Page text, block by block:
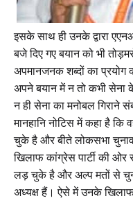
इसके साथ ही उनके द्वारा
बजे दिए गए बयान को भी
अपमानजनक शब्दों का प्रयोग
अपने बयान में न तो कभी सेना
न ही सेना का मनोबल गिराने
मानहानि नोटिस में कहा है कि
चुके है और बीते लोकसभा चुनाव
खिलाफ कांग्रेस पार्टी की
लड़ चुके है और अल्प मतों से
अध्यक्ष हैं। ऐसे में उनके